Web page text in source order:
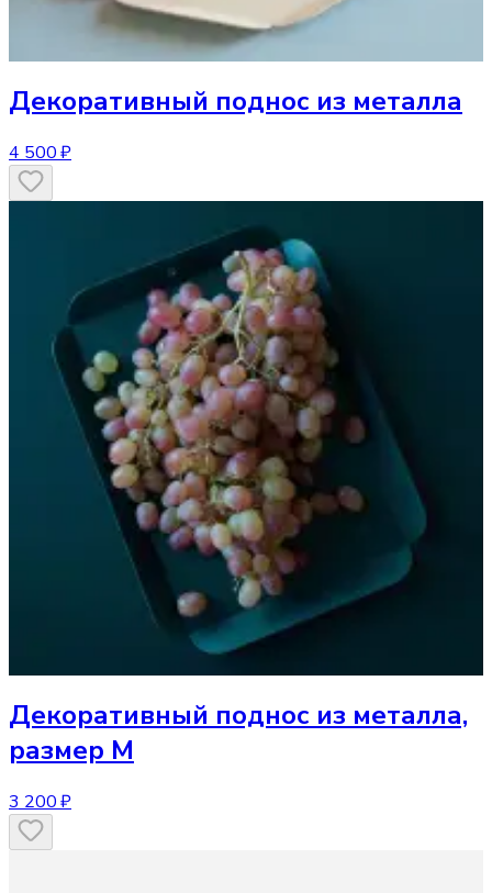
Декоративный поднос из металла
4 500 ₽
Декоративный поднос из металла,
размер M
3 200 ₽